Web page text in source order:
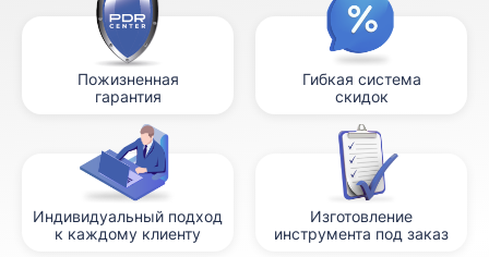
Пожизненная
гарантия
Гибкая система
скидок
Индивидуальный подход
к каждому клиенту
Изготовление
инструмента под заказ